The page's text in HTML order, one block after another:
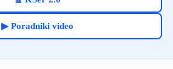
▶ Poradniki video